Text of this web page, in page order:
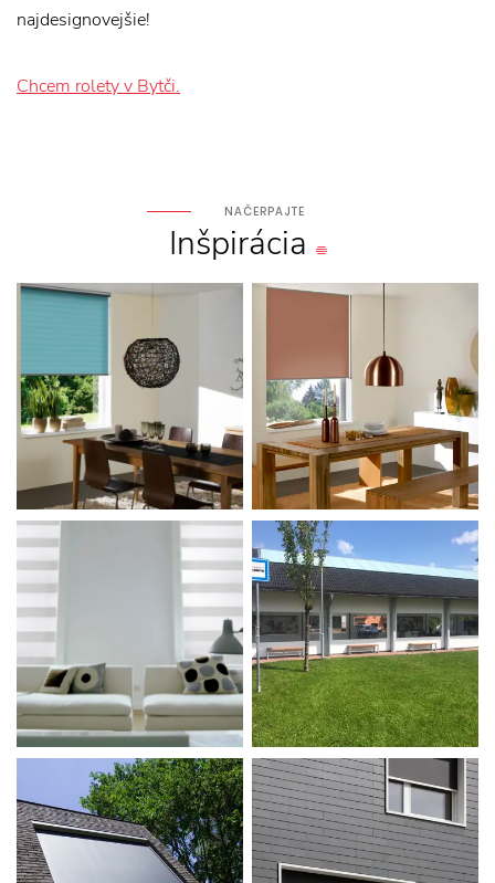
najdesignovejšie!
Chcem rolety v Bytči.
NAČERPAJTE
Inšpirácia